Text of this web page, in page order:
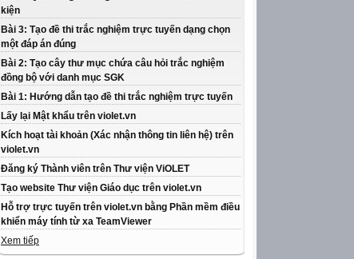
kiện
Bài 3: Tạo đề thi trắc nghiệm trực tuyến dạng chọn
một đáp án đúng
Bài 2: Tạo cây thư mục chứa câu hỏi trắc nghiệm
đồng bộ với danh mục SGK
Bài 1: Hướng dẫn tạo đề thi trắc nghiệm trực tuyến
Lấy lại Mật khẩu trên violet.vn
Kích hoạt tài khoản (Xác nhận thông tin liên hệ) trên
violet.vn
Đăng ký Thành viên trên Thư viện ViOLET
Tạo website Thư viện Giáo dục trên violet.vn
Hỗ trợ trực tuyến trên violet.vn bằng Phần mềm điều
khiển máy tính từ xa TeamViewer
Xem tiếp